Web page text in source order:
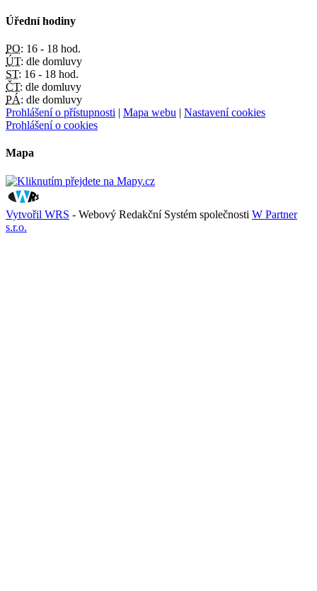
Úřední hodiny
PO: 16 - 18 hod.
ÚT: dle domluvy
ST: 16 - 18 hod.
ČT: dle domluvy
PÁ: dle domluvy
Prohlášení o přístupnosti | Mapa webu | Nastavení cookies
Prohlášení o cookies
Mapa
Vytvořil WRS - Webový Redakční Systém společnosti W Partner
s.r.o.